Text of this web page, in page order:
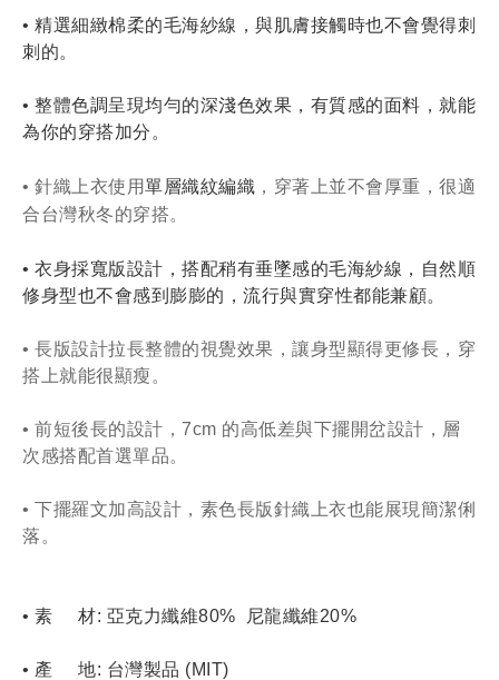
• 精選細緻棉柔的毛海紗線，與肌膚接觸時也不會覺得刺
刺的。
• 整體色調呈現均勻的深淺色效果，有質感的面料 ，就能
為你的穿搭加分 。
• 針織上衣使用單層織紋編織 ，穿著上並不會厚重，很適
合台灣秋冬的穿搭。
• 衣身採寬版設計，搭配稍有垂墜感的毛海紗線，自然順
修身型也不會感到膨膨的，流行與實穿性都能兼顧。
• 長版設計拉長整體的視覺效果，讓身型顯得更修長，穿
搭上就能很顯瘦。
• 前短後長的設計，7cm 的高低差與下擺開岔設計，層
次感搭配首選單品。
• 下擺羅文加高設計，素色長版針織上衣也能展現簡潔俐
落。
• 素     材: 亞克力纖維80%  尼龍纖維20%
• 產     地: 台灣製品 (MIT)